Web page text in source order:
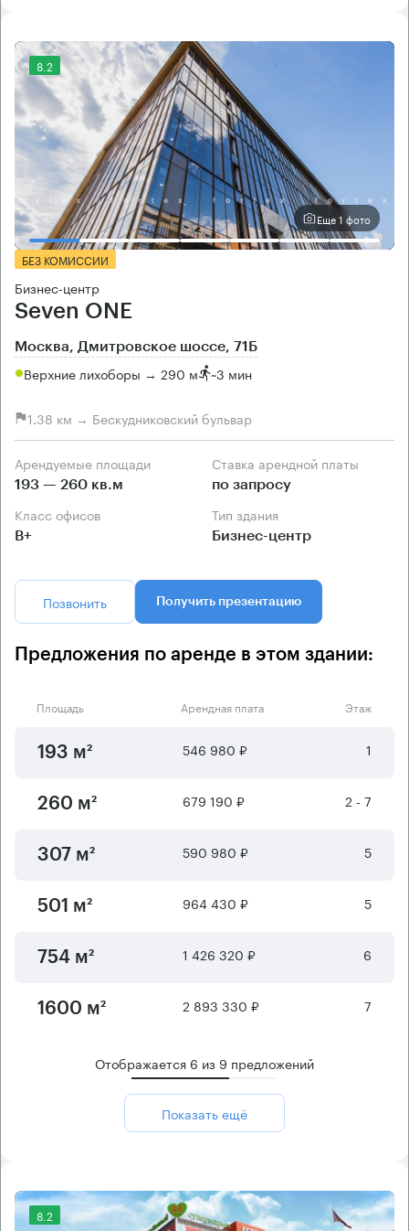
8.2
Еще 1 фото
БЕЗ КОМИССИИ
Бизнес-центр
Seven ONE
Москва, Дмитровское шоссе, 71Б
Верхние лихоборы → 290 м ~3 мин
1.38 км → Бескудниковский бульвар
Арендуемые площади
193 — 260 кв.м
Ставка арендной платы
по запросу
Класс офисов
B+
Тип здания
Бизнес-центр
Позвонить Получить презентацию
Предложения по аренде в этом здании:
Площадь Арендная плата Этаж
193 м² 546 980 ₽ 1
260 м² 679 190 ₽ 2 - 7
307 м² 590 980 ₽ 5
501 м² 964 430 ₽ 5
754 м² 1 426 320 ₽ 6
1600 м² 2 893 330 ₽ 7
Отображается 6 из 9 предложений
Показать ещё
8.2